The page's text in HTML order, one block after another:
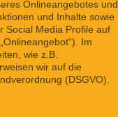
Onlineangebotes und
und Inhalte sowie
Social Media Profile auf
Im
wie z.B.
wir auf die
(DSGVO).